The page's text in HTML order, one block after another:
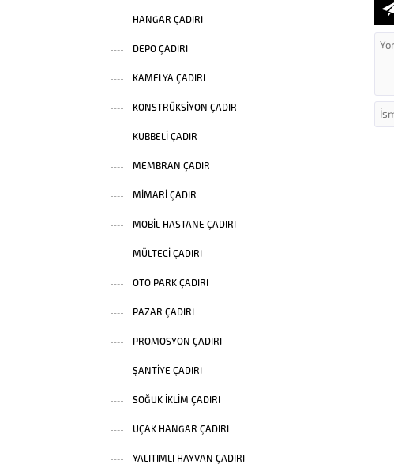
HANGAR ÇADIRI
DEPO ÇADIRI
KAMELYA ÇADIRI
KONSTRÜKSIYON ÇADIR
KUBBELI ÇADIR
MEMBRAN ÇADIR
MIMARI ÇADIR
MOBIL HASTANE ÇADIRI
MÜLTECI ÇADIRI
OTO PARK ÇADIRI
PAZAR ÇADIRI
PROMOSYON ÇADIRI
ŞANTIYE ÇADIRI
SOĞUK İKLIM ÇADIRI
UÇAK HANGAR ÇADIRI
YALITIMLI HAYVAN ÇADIRI